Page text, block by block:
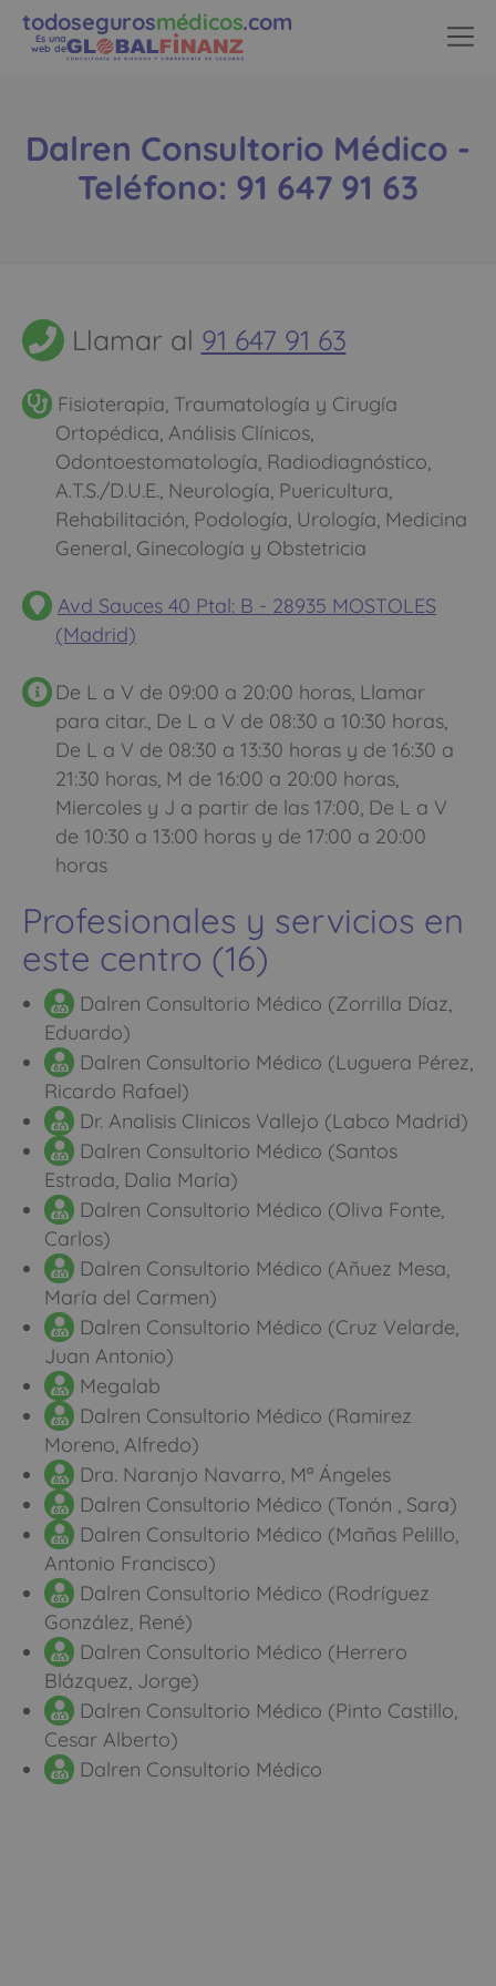
todosegurosmédicos.com
Es una
web de
Dalren Consultorio Médico -
Teléfono: 91 647 91 63
Llamar al 91 647 91 63
Fisioterapia, Traumatología y Cirugía
Ortopédica, Análisis Clínicos,
Odontoestomatología, Radiodiagnóstico,
A.T.S./D.U.E., Neurología, Puericultura,
Rehabilitación, Podología, Urología, Medicina
General, Ginecología y Obstetricia
Avd Sauces 40 Ptal: B - 28935 MOSTOLES
(Madrid)
De L a V de 09:00 a 20:00 horas, Llamar
para citar., De L a V de 08:30 a 10:30 horas,
De L a V de 08:30 a 13:30 horas y de 16:30 a
21:30 horas, M de 16:00 a 20:00 horas,
Miercoles y J a partir de las 17:00, De L a V
de 10:30 a 13:00 horas y de 17:00 a 20:00
horas
Profesionales y servicios en
este centro (16)
Dalren Consultorio Médico (Zorrilla Díaz,
Eduardo)
Dalren Consultorio Médico (Luguera Pérez,
Ricardo Rafael)
Dr. Analisis Clinicos Vallejo (Labco Madrid)
Dalren Consultorio Médico (Santos
Estrada, Dalia María)
Dalren Consultorio Médico (Oliva Fonte,
Carlos)
Dalren Consultorio Médico (Añuez Mesa,
María del Carmen)
Dalren Consultorio Médico (Cruz Velarde,
Juan Antonio)
Megalab
Dalren Consultorio Médico (Ramirez
Moreno, Alfredo)
Dra. Naranjo Navarro, Mª Ángeles
Dalren Consultorio Médico (Tonón , Sara)
Dalren Consultorio Médico (Mañas Pelillo,
Antonio Francisco)
Dalren Consultorio Médico (Rodríguez
González, René)
Dalren Consultorio Médico (Herrero
Blázquez, Jorge)
Dalren Consultorio Médico (Pinto Castillo,
Cesar Alberto)
Dalren Consultorio Médico